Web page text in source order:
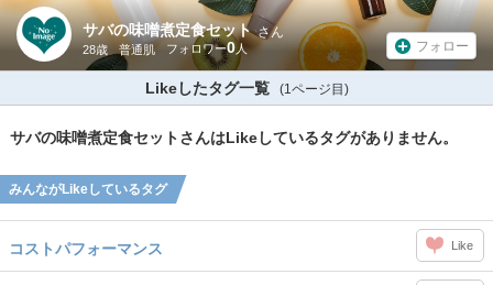
サバの味噌煮定食セット さん
28歳 普通肌 0 フォロー
Likeしたタグ一覧 (1ページ目)
サバの味噌煮定食セットさんはLikeしているタグがありません。
みんながLikeしているタグ
コストパフォーマンス Like